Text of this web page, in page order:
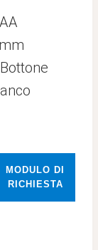
MODULO DI
RICHIESTA